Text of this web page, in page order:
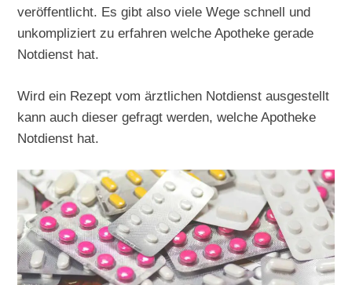
veröffentlicht. Es gibt also viele Wege schnell und
unkompliziert zu erfahren welche Apotheke gerade
Notdienst hat.
Wird ein Rezept vom ärztlichen Notdienst ausgestellt
kann auch dieser gefragt werden, welche Apotheke
Notdienst hat.